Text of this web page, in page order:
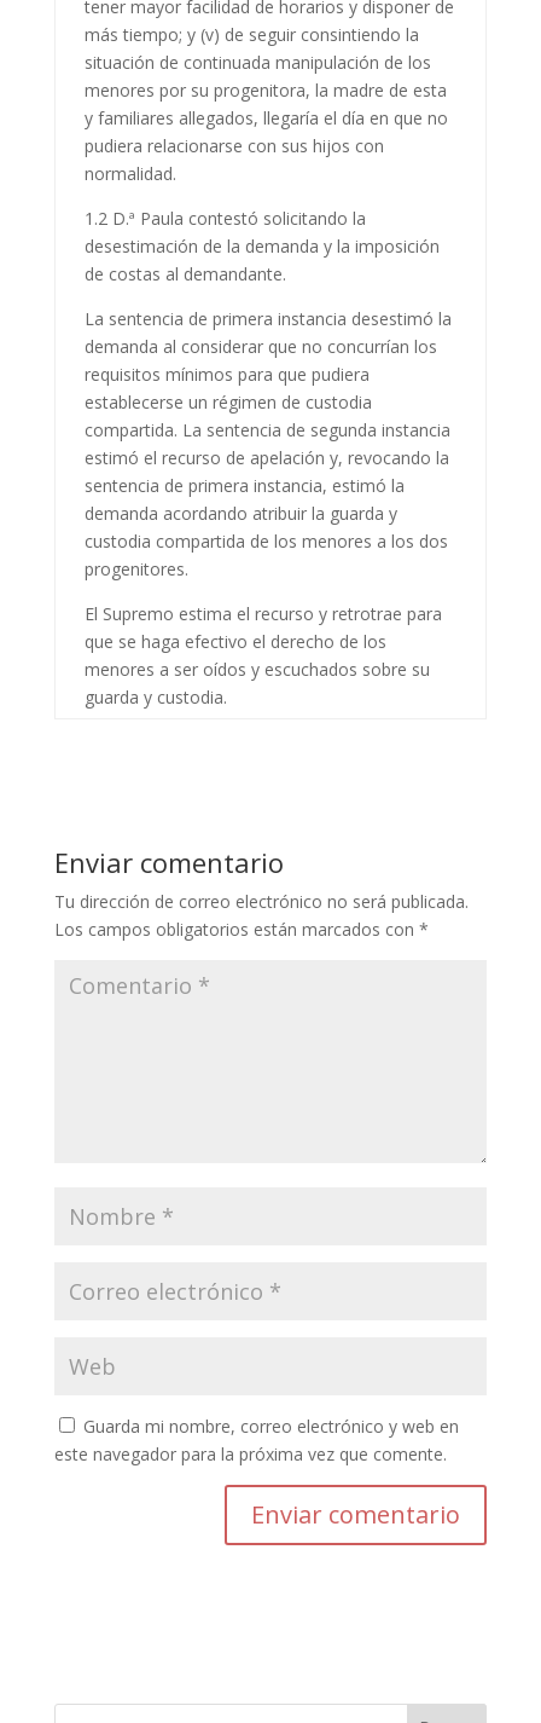
tener mayor facilidad de horarios y disponer de
más tiempo; y (v) de seguir consintiendo la
situación de continuada manipulación de los
menores por su progenitora, la madre de esta
y familiares allegados, llegaría el día en que no
pudiera relacionarse con sus hijos con
normalidad.
1.2 D.ª Paula contestó solicitando la
desestimación de la demanda y la imposición
de costas al demandante.
La sentencia de primera instancia desestimó la
demanda al considerar que no concurrían los
requisitos mínimos para que pudiera
establecerse un régimen de custodia
compartida. La sentencia de segunda instancia
estimó el recurso de apelación y, revocando la
sentencia de primera instancia, estimó la
demanda acordando atribuir la guarda y
custodia compartida de los menores a los dos
progenitores.
El Supremo estima el recurso y retrotrae para
que se haga efectivo el derecho de los
menores a ser oídos y escuchados sobre su
guarda y custodia.
Enviar comentario
Tu dirección de correo electrónico no será publicada.
Los campos obligatorios están marcados con *
Guarda mi nombre, correo electrónico y web en
este navegador para la próxima vez que comente.